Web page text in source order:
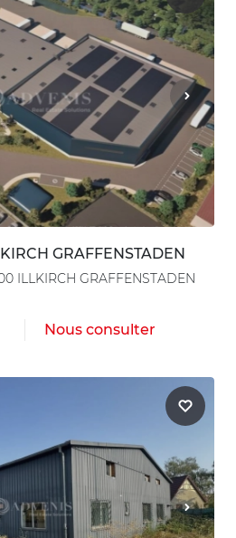
GRAFFENSTADEN
ILLKIRCH GRAFFENSTADEN
Nous consulter